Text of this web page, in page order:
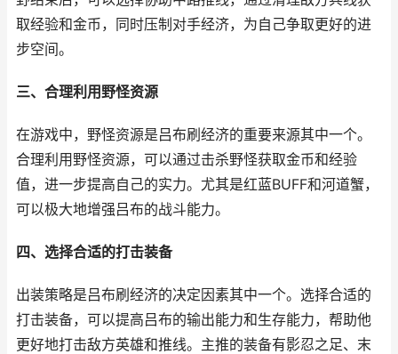
取经验和金币，同时压制对手经济，为自己争取更好的进
步空间。
三、合理利用野怪资源
在游戏中，野怪资源是吕布刷经济的重要来源其中一个。
合理利用野怪资源，可以通过击杀野怪获取金币和经验
值，进一步提高自己的实力。尤其是红蓝BUFF和河道蟹，
可以极大地增强吕布的战斗能力。
四、选择合适的打击装备
出装策略是吕布刷经济的决定因素其中一个。选择合适的
打击装备，可以提高吕布的输出能力和生存能力，帮助他
更好地打击敌方英雄和推线。主推的装备有影忍之足、末